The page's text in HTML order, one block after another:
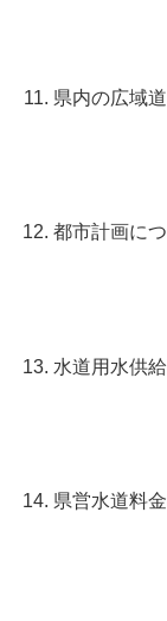
県内の広域
都市計画に
水道用水供
県営水道料